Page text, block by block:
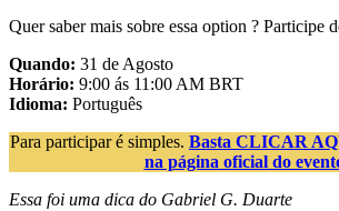
Quer saber mais sobre essa option ? Participe
Quando: 31 de Agosto
Horário: 9:00 ás 11:00 AM BRT
Idioma: Português
Para participar é simples. Basta CLICAR
na página oficial do
Essa foi uma dica do Gabriel G. Duarte